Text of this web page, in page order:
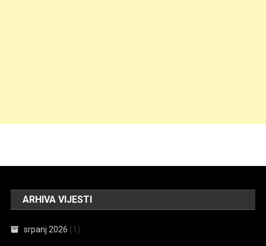
ARHIVA VIJESTI
srpanj 2026 (1)